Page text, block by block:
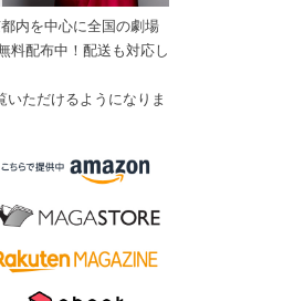
内を中心に全国の劇場
料配布中！配送も対応し
ただけるようになりま